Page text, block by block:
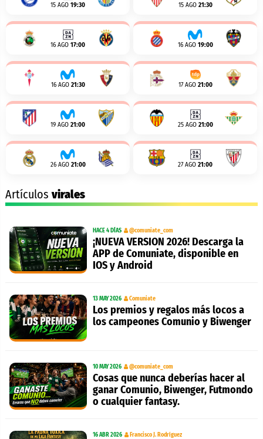
15 AGO 19:30 15 AGO 21:30
16 AGO 17:00 16 AGO 19:00
16 AGO 21:30 17 AGO 21:00
19 AGO 21:00 25 AGO 21:00
26 AGO 21:00 27 AGO 21:00
Artículosvirales
HACE 4 DÍAS @comuniate_com
¡NUEVA VERSION 2026! Descarga la
APP de Comuniate, disponible en
IOS y Android
13 MAY 2026 Comuniate
Los premios y regalos más locos a
los campeones Comunio y Biwenger
10 MAY 2026 @comuniate_com
Cosas que nunca deberías hacer al
ganar Comunio, Biwenger, Futmondo
o cualquier fantasy.
16 ABR 2026 Francisco J. Rodríguez